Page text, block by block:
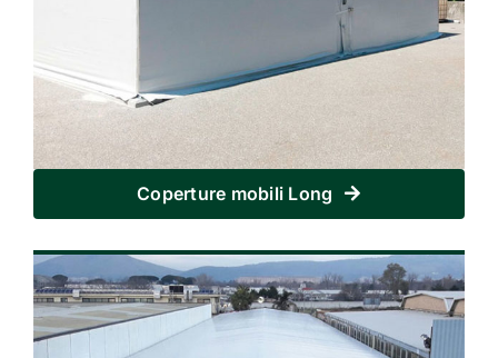
Coperture mobili Long